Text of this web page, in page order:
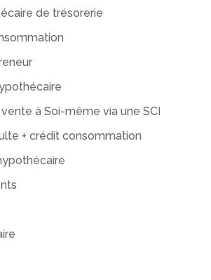
de trésorerie
à Soi-même via une SCI
+ crédit consommation